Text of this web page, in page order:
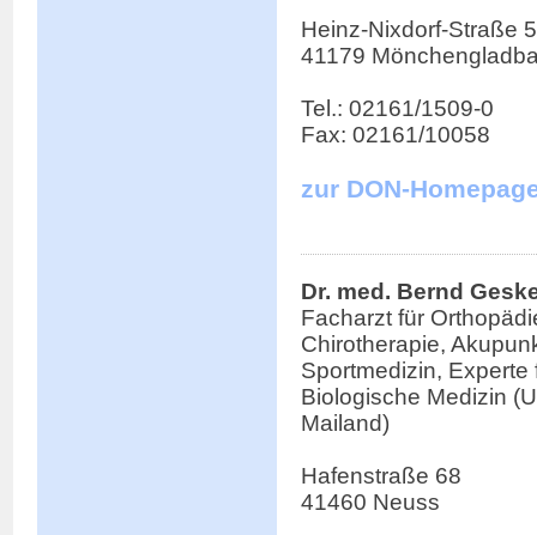
Heinz-Nixdorf-Straße 5
41179
Tel.: 02161/1509-0
Fax: 02161/10058
zur DON-
Dr. med. Bernd
Facharzt für
Chirotherapie,
Sportmedizin, Experte
Biologische Medizin
Mailand)
Hafenstraße 68
41460 Neuss